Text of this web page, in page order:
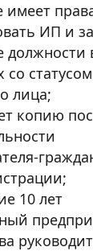
имеет
ИП и
должности
со статусом
лица;
копию
10 лет